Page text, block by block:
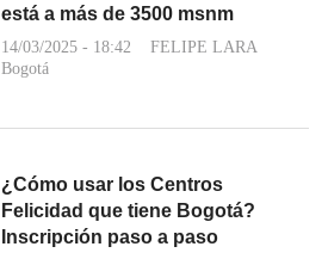
está a más de 3500 msnm
14/03/2025 - 18:42
FELIPE LARA
Bogotá
¿Cómo usar los Centros
Felicidad que tiene Bogotá?
Inscripción paso a paso